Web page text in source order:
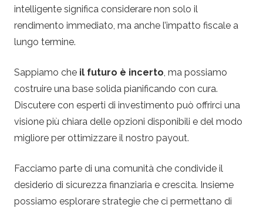
intelligente significa considerare non solo il
rendimento immediato, ma anche l’impatto fiscale a
lungo termine.
Sappiamo che il futuro è incerto, ma possiamo
costruire una base solida pianificando con cura.
Discutere con esperti di investimento può offrirci una
visione più chiara delle opzioni disponibili e del modo
migliore per ottimizzare il nostro payout.
Facciamo parte di una comunità che condivide il
desiderio di sicurezza finanziaria e crescita. Insieme
possiamo esplorare strategie che ci permettano di